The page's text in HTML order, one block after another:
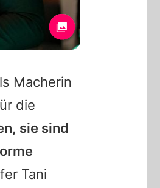
Macherin
die
sie sind
Tani